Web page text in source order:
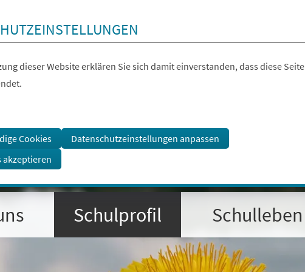
dieser Website erklären Sie sich damit einverstanden, dass diese Seite
Cookies
Datenschutzeinstellungen anpassen
akzeptieren
Schulprofil Schulleben